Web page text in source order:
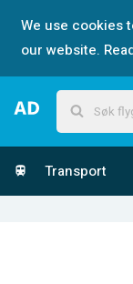
We use cookies
our website.
Transport